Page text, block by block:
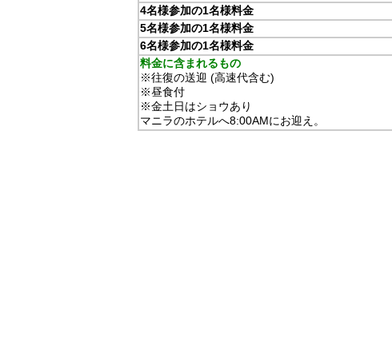
4名様参加の1名様料金
5名様参加の1名様料金
6名様参加の1名様料金
料金に含まれるもの
※往復の送迎 (高速代含む)
※昼食付
※金土日はショウあり
マニラのホテルへ8:00AMにお迎え。